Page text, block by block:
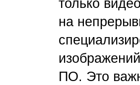
только
на
ПО. Это